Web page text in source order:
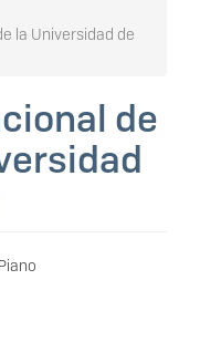
la Universidad de
de